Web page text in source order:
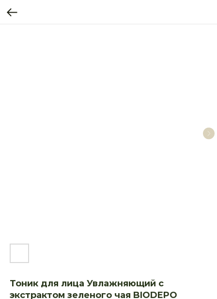
Тоник для лица Увлажняющий с
экстрактом зеленого чая BIODEPO